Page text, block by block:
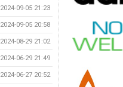
2024-09-05 21:23
2024-09-05 20:58
2024-08-29 21:02
2024-06-29 21:49
2024-06-27 20:52